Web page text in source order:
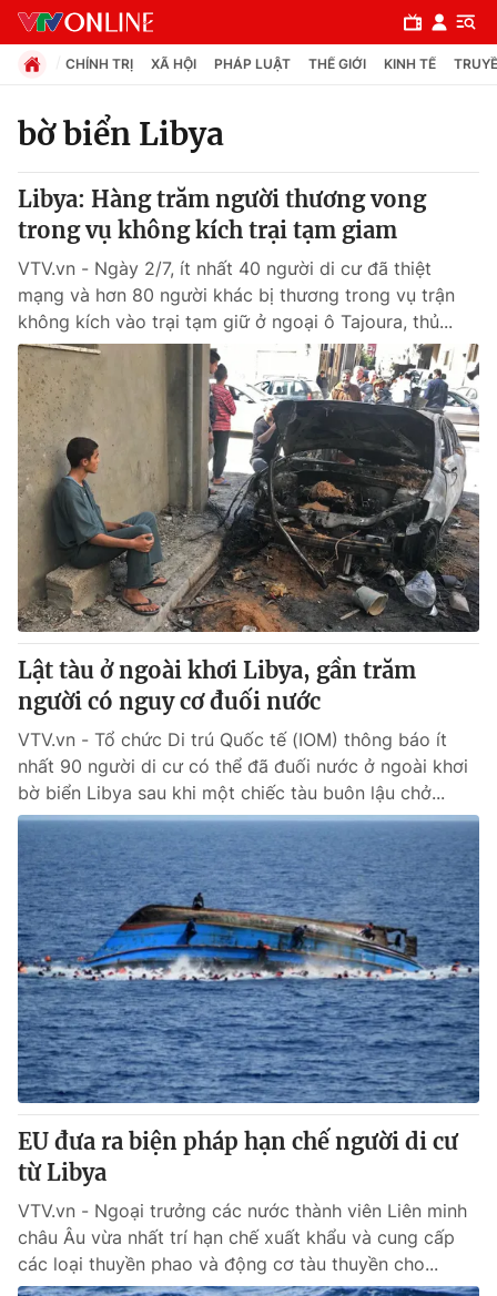
Chuyên mục
Chính trị
Xã hội
Pháp luật
Y tế
Thế giới
Tin tức
Thế giới đó đây
Câu chuyện quốc tế
Kinh tế
Tài chính
Thị trường
Góc doanh nghiệp
Dữ liệu và đời sống
Truyền hình
Phim VTV
Hậu trường
Nhân vật
Khán giả
Giải sao mai
Giải trí
Điện ảnh
Âm nhạc
Sao
Đời sống
Du lịch
Làm đẹp
Chất lượng cuộc sống
Giáo dục
Tuyển sinh
Học trực tuyến
Công nghệ
Hitech Công nghệ tương lai
Sản phẩm
Thị trường
Tư vấn
Giao lưu trực tuyến
Lịch phát sóng
Chuyên mục khác
Emagazine
Photo Infographic
CHÍNH TRỊ XÃ HỘI PHÁP LUẬT THẾ GIỚI KINH TẾ
bờ biển Libya
Libya: Hàng trăm người thương vong
trong vụ không kích trại tạm giam
VTV.vn - Ngày 2/7, ít nhất 40 người di cư đã thiệt
mạng và hơn 80 người khác bị thương trong vụ trận
không kích vào trại tạm giữ ở ngoại ô Tajoura, thủ...
Lật tàu ở ngoài khơi Libya, gần trăm
người có nguy cơ đuối nước
VTV.vn - Tổ chức Di trú Quốc tế (IOM) thông báo ít
nhất 90 người di cư có thể đã đuối nước ở ngoài khơi
bờ biển Libya sau khi một chiếc tàu buôn lậu chở...
EU đưa ra biện pháp hạn chế người di cư
từ Libya
VTV.vn - Ngoại trưởng các nước thành viên Liên minh
châu Âu vừa nhất trí hạn chế xuất khẩu và cung cấp
các loại thuyền phao và động cơ tàu thuyền cho...